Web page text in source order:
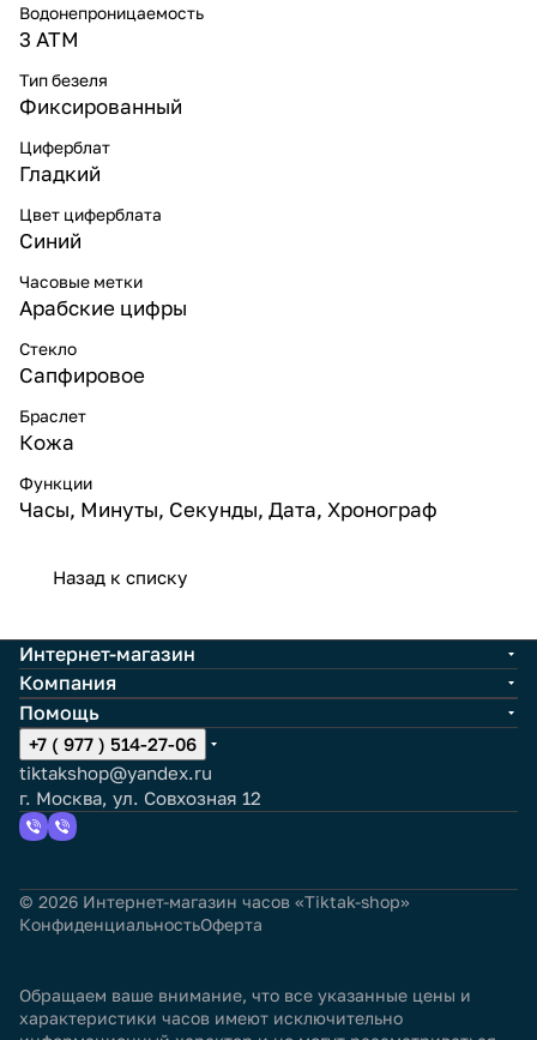
Водонепроницаемость
3 ATM
Тип безеля
Фиксированный
Циферблат
Гладкий
Цвет циферблата
Синий
Часовые метки
Арабские цифры
Стекло
Сапфировое
Браслет
Кожа
Функции
Часы, Минуты, Секунды, Дата, Хронограф
Назад к списку
Интернет-магазин
Компания
Помощь
+7 ( 977 ) 514-27-06
tiktakshop@yandex.ru
г. Москва, ул. Совхозная 12
© 2026 Интернет-магазин часов «Tiktak-shop»
КонфиденциальностьОферта
Обращаем ваше внимание, что все указанные цены и
характеристики часов имеют исключительно